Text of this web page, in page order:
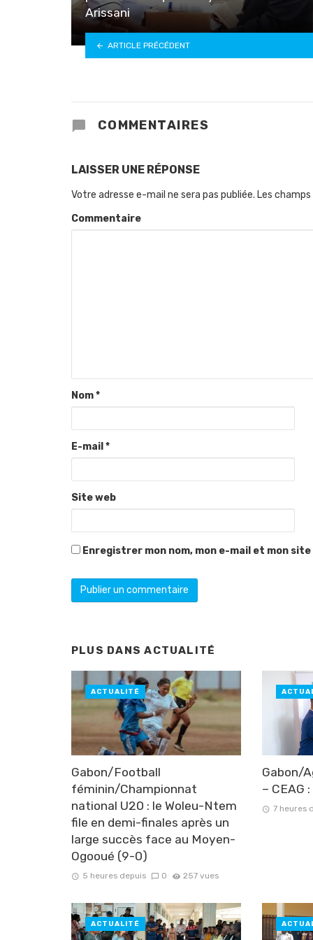
Arissani
ARTICLE PRÉCÉDENT
COMMENTAIRES
LAISSER UNE RÉPONSE
Votre adresse e-mail ne sera pas publiée. Les
Commentaire
Nom*
E-mail *
Site web
Enregistrer mon nom, mon e-mail et mon
PLUS DANSACTUALITÉ
Gabon/Football
féminin/Championnat
national U20 : le Woleu-Ntem
file en demi-finales après un
large succès face au Moyen-
Ogooué (9-0)
5 heures depuis 0 257 vues
ACTUALITÉ
Gabon/
– CEAG
7 heures
ACTUALITÉ